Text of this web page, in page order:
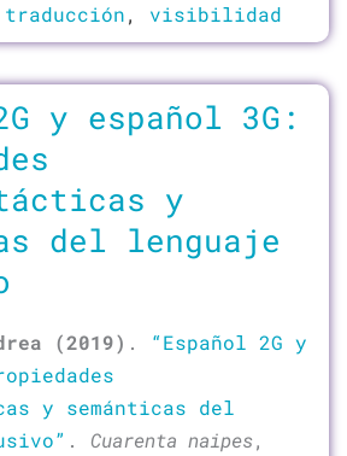
traducción, visibilidad
y español 3G:
y
del lenguaje
(2019) . “Español 2G y
y semánticas del
. Cuarenta naipes,